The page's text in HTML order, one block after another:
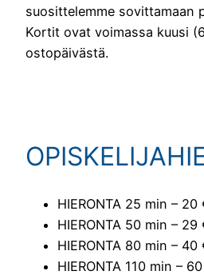
suosittelemme sovittamaan
Kortit ovat voimassa kuusi
ostopäivästä.
HIERONTA 25 min – 20
HIERONTA 50 min – 29
HIERONTA 80 min – 40
HIERONTA 110 min –